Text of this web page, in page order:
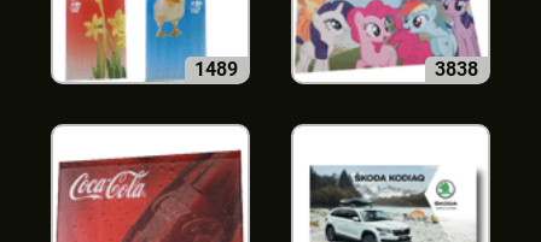
1489 3838